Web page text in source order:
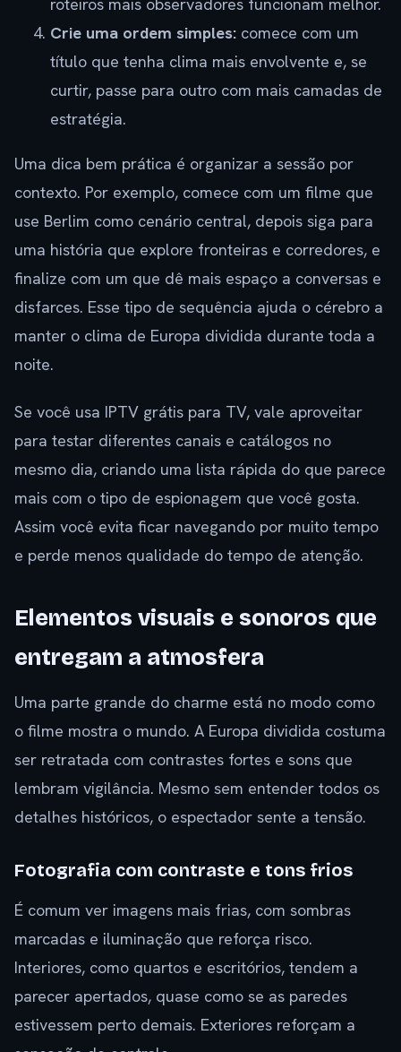
Crie uma ordem simples: comece com um
título que tenha clima mais envolvente e, se
curtir, passe para outro com mais camadas de
estratégia.
Uma dica bem prática é organizar a sessão por
contexto. Por exemplo, comece com um filme que
use Berlim como cenário central, depois siga para
uma história que explore fronteiras e corredores, e
finalize com um que dê mais espaço a conversas e
disfarces. Esse tipo de sequência ajuda o cérebro a
manter o clima de Europa dividida durante toda a
noite.
Se você usa IPTV grátis para TV, vale aproveitar
para testar diferentes canais e catálogos no
mesmo dia, criando uma lista rápida do que parece
mais com o tipo de espionagem que você gosta.
Assim você evita ficar navegando por muito tempo
e perde menos qualidade do tempo de atenção.
Elementos visuais e sonoros que
entregam a atmosfera
Uma parte grande do charme está no modo como
o filme mostra o mundo. A Europa dividida costuma
ser retratada com contrastes fortes e sons que
lembram vigilância. Mesmo sem entender todos os
detalhes históricos, o espectador sente a tensão.
Fotografia com contraste e tons frios
É comum ver imagens mais frias, com sombras
marcadas e iluminação que reforça risco.
Interiores, como quartos e escritórios, tendem a
parecer apertados, quase como se as paredes
estivessem perto demais. Exteriores reforçam a